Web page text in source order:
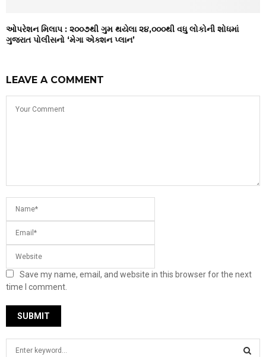
ઓપરેશન મિલાપ : ૨૦૦૭થી ગુમ થયેલા ૨૪,૦૦૦થી વધુ લોકોની શોધમાં
ગુજરાત પોલીસનો ‘મેગા એક્શન પ્લાન’
LEAVE A COMMENT
Save my name, email, and website in this browser for the next
time I comment.